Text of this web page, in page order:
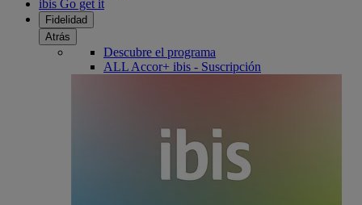
ibis Go get it
Fidelidad
Atrás
Descubre el programa
ALL Accor+ ibis - Suscripción